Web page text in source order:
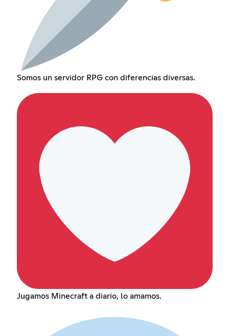
Somos un servidor RPG con diferencias diversas.
Jugamos Minecraft a diario, lo amamos.